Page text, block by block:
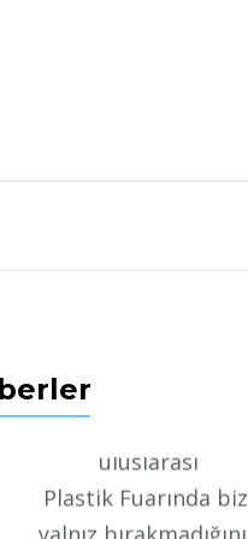
yalnız bırakmadığınız
için teşekkür ederiz